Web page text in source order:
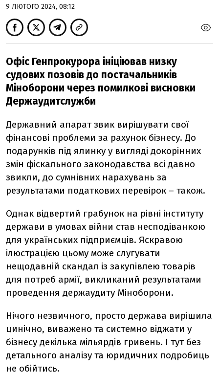
9 ЛЮТОГО 2024, 08:12
Офіс Генпрокурора ініціював низку
судових позовів до постачальників
Міноборони через помилкові висновки
Держаудитслужби
Державний апарат звик вирішувати свої
фінансові проблеми за рахунок бізнесу. До
подарунків під ялинку у вигляді докорінних
змін фіскального законодавства всі давно
звикли, до сумнівних нарахувань за
результатами податкових перевірок – також.
Однак відвертий грабунок на рівні інституту
держави в умовах війни став несподіванкою
для українських підприємців. Яскравою
ілюстрацією цьому може слугувати
нещодавній скандал із закупівлею товарів
для потреб армії, викликаний результатами
проведення держаудиту Міноборони.
Нічого незвичного, просто держава вирішила
цинічно, виважено та системно віджати у
бізнесу декілька мільярдів гривень. І тут без
детального аналізу та юридичних подробиць
не обійтись.